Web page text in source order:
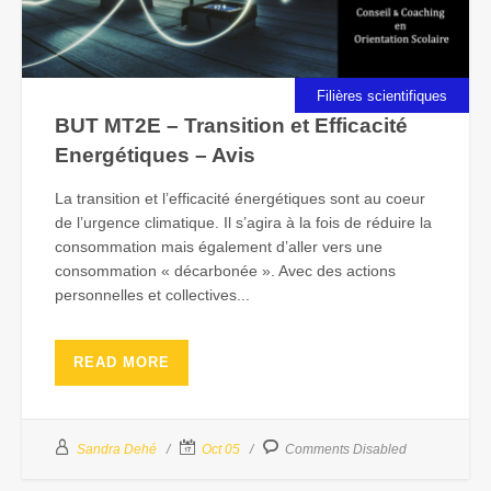
Filières scientifiques
BUT MT2E – Transition et Efficacité
Energétiques – Avis
La transition et l’efficacité énergétiques sont au coeur
de l’urgence climatique. Il s’agira à la fois de réduire la
consommation mais également d’aller vers une
consommation « décarbonée ». Avec des actions
personnelles et collectives...
READ MORE
Sandra Dehé Oct 05 Comments Disabled